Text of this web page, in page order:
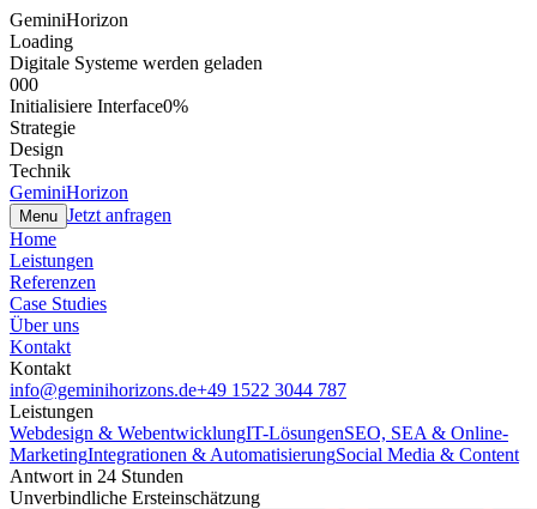
GeminiHorizon
Loading
Digitale Systeme werden geladen
000
Initialisiere Interface0%
Strategie
Design
Technik
GeminiHorizon
Menu Jetzt anfragen
Home
Leistungen
Referenzen
Case Studies
Über uns
Kontakt
Kontakt
info@geminihorizons.de+49 1522 3044 787
Leistungen
Webdesign & WebentwicklungIT-LösungenSEO, SEA & Online-
MarketingIntegrationen & AutomatisierungSocial Media & Content
Antwort in 24 Stunden
Unverbindliche Ersteinschätzung